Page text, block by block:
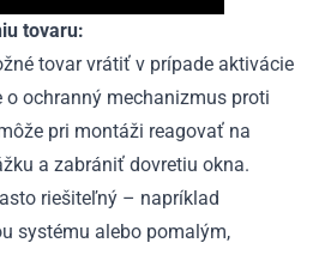
tovaru:
tovar vrátiť v prípade aktivácie
o ochranný mechanizmus proti
pri montáži reagovať na
a zabrániť dovretiu okna.
riešiteľný – napríklad
systému alebo pomalým,